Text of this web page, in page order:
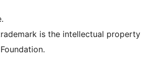
is the intellectual property